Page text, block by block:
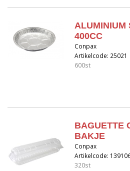
ALUMINIUM
400CC
Conpax
Artikelcode: 25021
600st
BAGUETTE
BAKJE
Conpax
Artikelcode:
320st